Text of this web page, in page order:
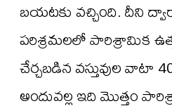
బయటకు వచ్చింది. దీని
పరిశ్రమలలో పారిశ్రామిక
చేర్చబడిన వస్తువుల వాటా
అందువల్ల ఇది మొత్తం